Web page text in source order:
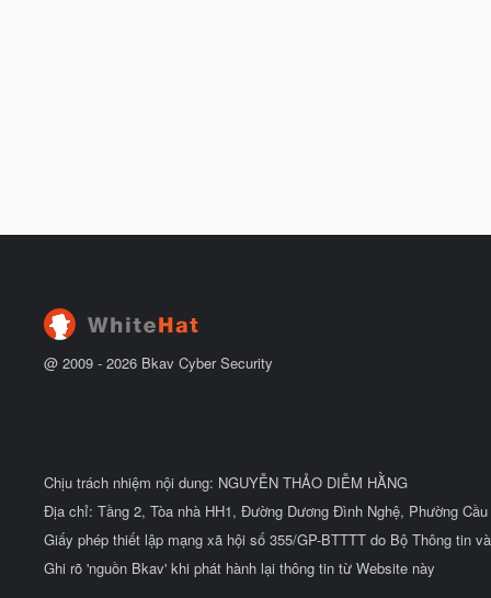
@ 2009 - 2026 Bkav Cyber Security
Chịu trách nhiệm nội dung: NGUYỄN THẢO DIỄM HẰNG
Địa chỉ: Tầng 2, Tòa nhà HH1, Đường Dương Đình Nghệ, Phường
Giấy phép thiết lập mạng xã hội số 355/GP-BTTTT do Bộ Thông tin
Ghi rõ 'nguồn Bkav' khi phát hành lại thông tin từ Website này